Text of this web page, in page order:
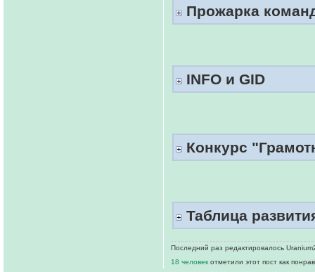
Прожарка
INFO и GID
Конкурс
Таблица
Последний раз редактировалось
18 человек отметили этот пост как